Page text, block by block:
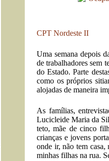
CPT Nordeste II
Uma semana depois
de trabalhadores sem
do Estado. Parte
como os próprios
alojadas de maneira
As famílias,
Lucicleide Maria da
teto, mãe de cinco
crianças e jovens
onde ir, não tem
minhas filhas na rua.